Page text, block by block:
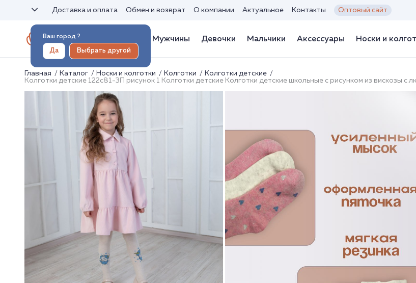
Ваш город ?
Да Выбрать другой
Доставка и оплата Обмен и возврат О компании Актуальное Контакты Оптовый сайт
Мужчины Девочки Мальчики Аксессуары Носки и
Главная Каталог Носки и колготки Колготки
Колготки детские
Колготки детские 122с81-3П рисунок 1 Колготки детские Колготки детские школьные с рисунком из вискозы с